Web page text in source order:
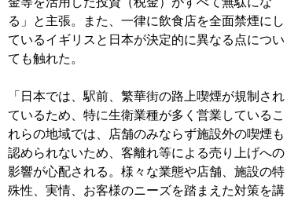
る」と主張。また、一律に飲食店を全面禁煙にし
ているイギリスと日本が決定的に異なる点につい
ても触れた。
「日本では、駅前、繁華街の路上喫煙が規制され
ているため、特に生衛業種が多く営業しているこ
れらの地域では、店舗のみならず施設外の喫煙も
認められないため、客離れ等による売り上げへの
影響が心配される。様々な業態や店舗、施設の特
殊性、実情、お客様のニーズを踏まえた対策を講